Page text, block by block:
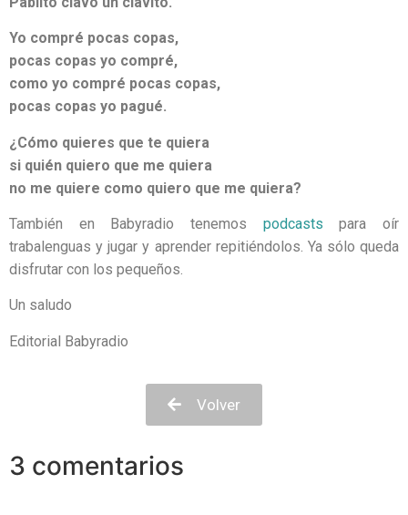
Yo compré pocas copas,
pocas copas yo compré,
como yo compré pocas copas,
pocas copas yo pagué.
¿Cómo quieres que te quiera
si quién quiero que me quiera
no me quiere como quiero que me quiera?
También en Babyradio tenemos podcasts para oír
trabalenguas y jugar y aprender repitiéndolos. Ya sólo queda
disfrutar con los pequeños.
Un saludo
Editorial Babyradio
Volver
3 comentarios